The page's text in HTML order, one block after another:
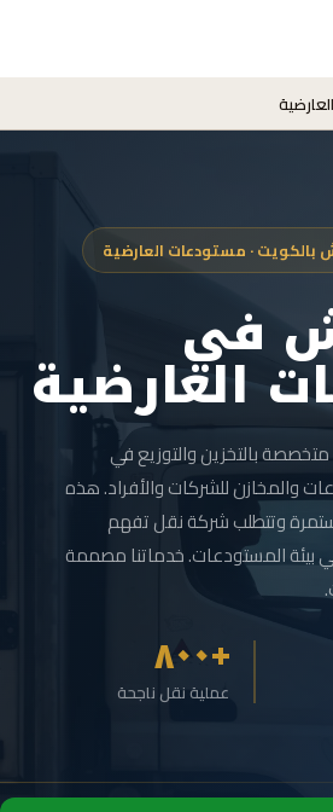
· مستودعات العارضية
في
العارضية
بالتخزين والتوزيع في
والمخازن للشركات والأفراد. هذه
وتتطلب شركة نقل تفهم
بيئة المستودعات. خدماتنا مصممة
+٨٠٠
عملية نقل ناجحة